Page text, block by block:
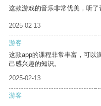
这款游戏的音乐非常优美，听了
2025-02-13
游客
这款app的课程非常丰富，可以
己感兴趣的知识。
2025-02-13
游客